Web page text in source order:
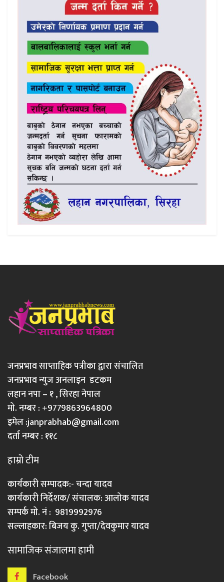
जनप्रभाव साप्ताहिक पत्रीका द्वारा संचालित
जनप्रभाव न्युज अनलाइन डटकम
लहान नपा – १ , सिरहा नेपाल
मो. नम्बर : +9779863964800
इमेल :janprabhab@gmail.com
दर्ता नम्बर : ११८
हाम्रो टीम
कार्यकारी सम्पादक:- चन्दा यादव
कार्यकारी निर्देशक/ संचालक: आलोक यादव
सम्पर्क मो. नं : 9819992976
सल्लाहकार: बिजय कु. गुप्ता/देवकुमार यादव
सामाजिक संजालमा हामी
Facebook